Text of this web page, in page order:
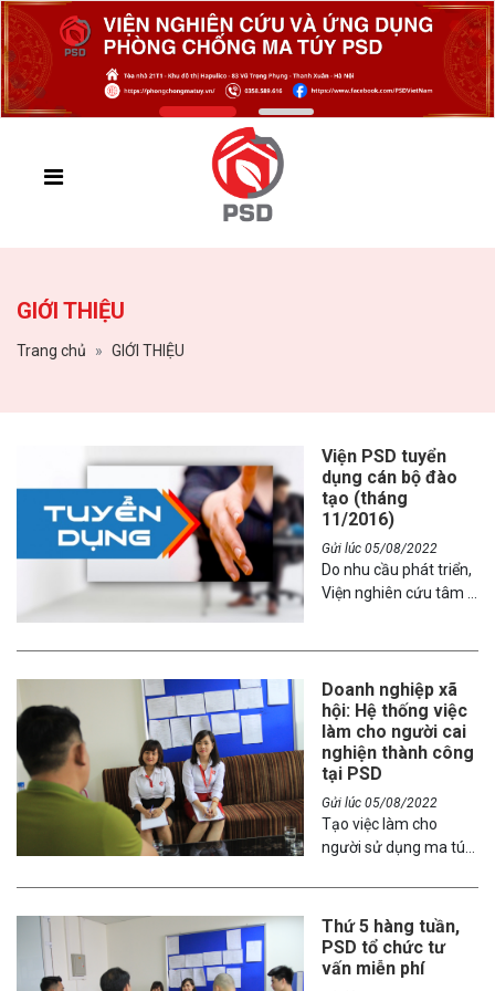
GIỚI THIỆU
Trang chủ GIỚI THIỆU
Viện PSD tuyển
dụng cán bộ đào
tạo (tháng
11/2016)
Gửi lúc 05/08/2022
Do nhu cầu phát triển,
Viện nghiên cứu tâm lý
Doanh nghiệp xã
hội: Hệ thống việc
làm cho người cai
nghiện thành công
tại PSD
Gửi lúc 05/08/2022
Tạo việc làm cho
người sử dụng ma túy
phục hồi là một trong
những biện pháp quan
trọng có ý nghĩa cả về
kinh tế và xã hội, nhằm
Thứ 5 hàng tuần,
PSD tổ chức tư
vấn miễn phí